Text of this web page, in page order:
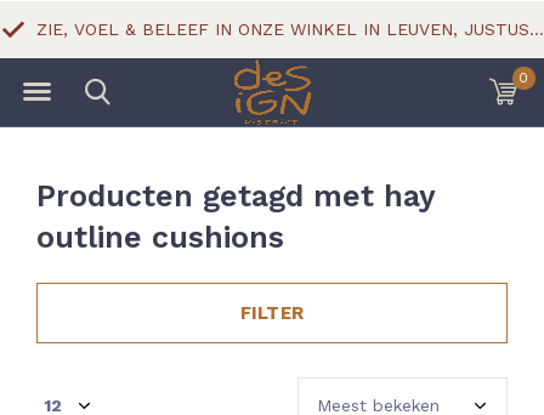
0
ZIE, VOEL & BELEEF IN ONZE WINKEL IN LEUVEN, JUSTUS LIPSIUSSTRAAT 18
Producten getagd met hay
outline cushions
FILTER